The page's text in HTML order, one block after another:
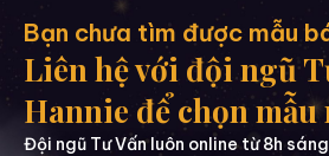
Bạn chưa tìm được mẫu
Liên hệ với đội ngũ
Hannie để chọn
Đội ngũ Tư Vấn luôn online từ 8h